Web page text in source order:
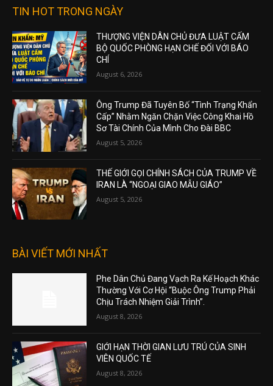
TIN HOT TRONG NGÀY
THƯỢNG VIỆN DÂN CHỦ ĐƯA LUẬT CẤM
BỘ QUỐC PHÒNG HẠN CHẾ ĐỐI VỚI BÁO
CHÍ
August 6, 2026
Ông Trump Đã Tuyên Bố “Tình Trạng Khẩn
Cấp” Nhằm Ngăn Chặn Việc Công Khai Hồ
Sơ Tài Chính Của Mình Cho Đài BBC
August 5, 2026
THẾ GIỚI GỌI CHÍNH SÁCH CỦA TRUMP VỀ
IRAN LÀ “NGOẠI GIAO MẪU GIÁO”
August 5, 2026
BÀI VIẾT MỚI NHẤT
Phe Dân Chủ Đang Vạch Ra Kế Hoạch Khác
Thường Với Cơ Hội “Buộc Ông Trump Phải
Chịu Trách Nhiệm Giải Trình”.
August 8, 2026
GIỚI HẠN THỜI GIAN LƯU TRÚ CỦA SINH
VIÊN QUỐC TẾ
August 8, 2026